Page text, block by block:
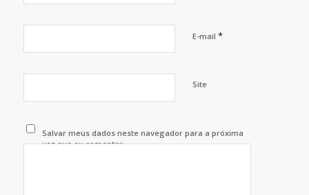
E-mail *
Site
Salvar meus dados neste navegador para a próxima
vez que eu comentar.